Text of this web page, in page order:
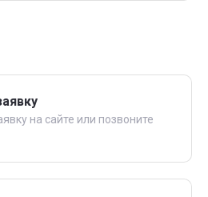
на сайте или позвоните